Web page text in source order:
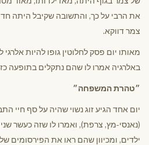
את הרבי על כך, והתשובה שקיבל היתה
צמר דווקא.
מאותו יום פסק לחלוטין גופו להיות
באלרגיה אמרו לו שהם נתקלים בתופעה
״טהרת המשפחה״
יום אחד הגיע זוג נשוי שהיה על סף חיי
(נאנסי-מץ, צרפת), ואמרו לו שזה כעשר
ילדים, ומכיוון שהם ראו את הפירסומים